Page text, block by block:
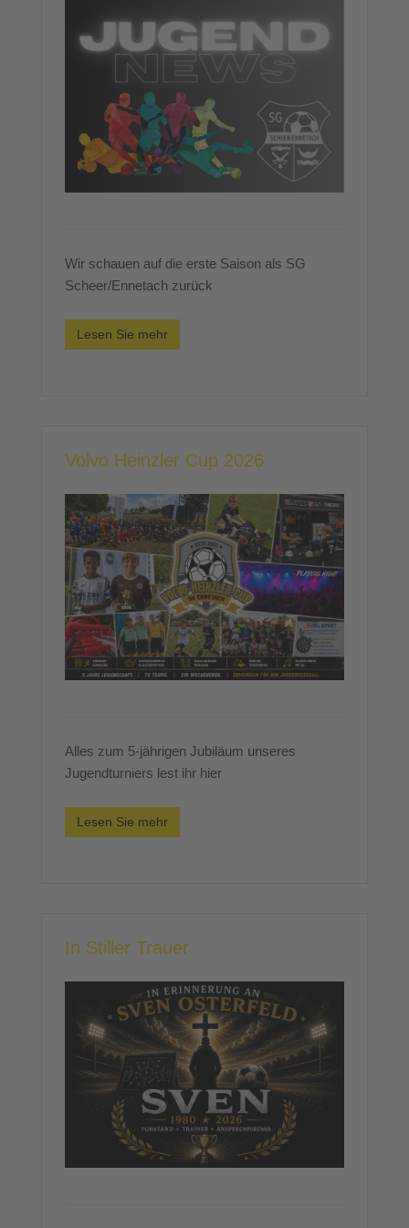
Wir schauen auf die erste Saison als SG
Scheer/Ennetach zurück
Lesen Sie mehr
Volvo Heinzler Cup 2026
Alles zum 5-jährigen Jubiläum unseres
Jugendturniers lest ihr hier
Lesen Sie mehr
In Stiller Trauer